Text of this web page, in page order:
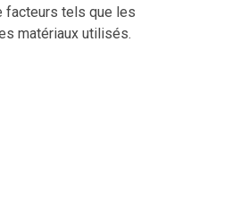
facteurs tels que les
matériaux utilisés.